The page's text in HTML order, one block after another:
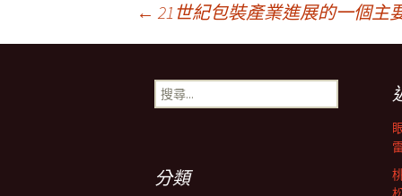
← 21世紀包裝產業進展的一個主
搜
尋
分類